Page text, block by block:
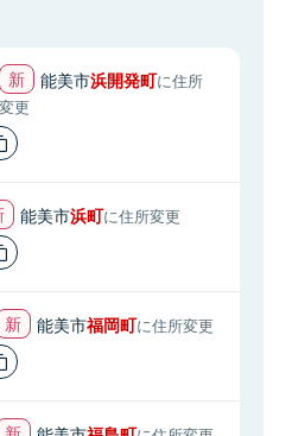
能美市浜開発町に住所
変更
能美市浜町に住所変更
能美市福岡町に住所変更